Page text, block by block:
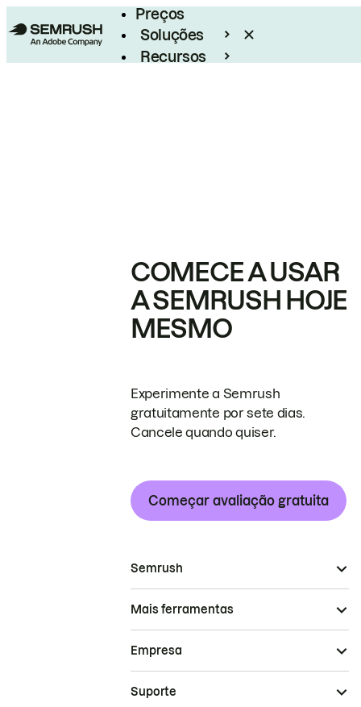
Preços
Soluções
Recursos
COMECE A USAR
A SEMRUSH HOJE
MESMO
Experimente a Semrush
gratuitamente por sete dias.
Cancele quando quiser.
Começar avaliação gratuita
Semrush
Mais ferramentas
Empresa
Suporte